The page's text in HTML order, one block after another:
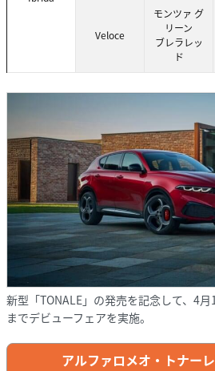
Veloce
モンツァ グ
リーン
ブレラレッ
ド
新型「TONALE」の発売を記念して、4月
までデビューフェアを実施。
アルファロメオ・トナー